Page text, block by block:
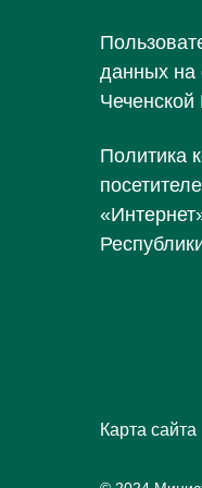
данных на
Чеченской
Карта сайта
Политика